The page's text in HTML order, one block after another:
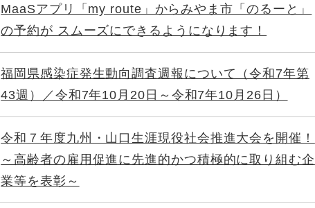
MaaSアプリ「my route」からみやま市「のるーと」
の予約が スムーズにできるようになります！
福岡県感染症発生動向調査週報について（令和7年第
43週）／令和7年10月20日～令和7年10月26日）
令和７年度九州・山口生涯現役社会推進大会を開催！
～高齢者の雇用促進に先進的かつ積極的に取り組む企
業等を表彰～